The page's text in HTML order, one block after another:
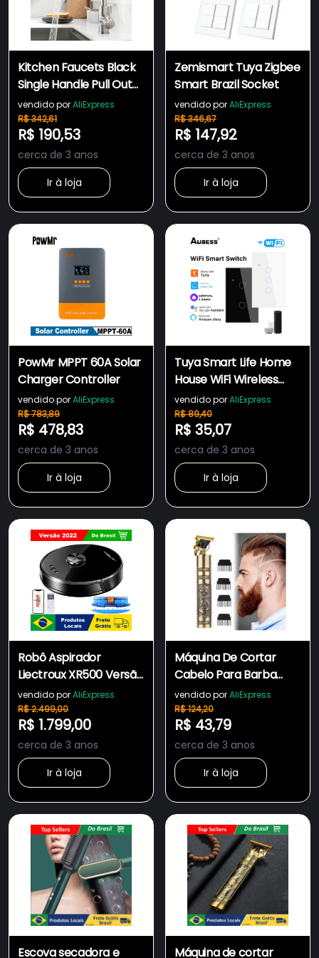
Kitchen Faucets Black
Single Handle Pull Out
Kitchen Tap Single Hole
Handle Swivel 360
Degree Water Mixer
Tap Mixer Tap 408906
vendido porAliExpress
R$ 342,61
R$ 190,53
cerca de 3 anos
Ir à loja
Zemismart Tuya Zigbee
Smart Brazil Socket
vendido porAliExpress
R$ 346,67
R$ 147,92
cerca de 3 anos
Ir à loja
PowMr MPPT 60A Solar
Charger Controller
vendido porAliExpress
R$ 783,89
R$ 478,83
cerca de 3 anos
Ir à loja
Tuya Smart Life Home
House WiFi Wireless
Remote Wall Switch US
Voice Control Touch
Sensor LED Light
Switches Alexa Google
Home
vendido porAliExpress
R$ 89,40
R$ 35,07
cerca de 3 anos
Ir à loja
Robô Aspirador
Liectroux XR500 Versão
2022 Automático
Inteligente Aspira e
Passa Pano Voz em
Português Navegação
a Laser Alexa
vendido porAliExpress
R$ 2.499,00
R$ 1.799,00
cerca de 3 anos
Ir à loja
Máquina De Cortar
Cabelo Para Barba
Masculina Designer
Aleatório Elétrico
Profissional
vendido porAliExpress
R$ 124,20
R$ 43,79
cerca de 3 anos
Ir à loja
Escova secadora e Máquina de cortar